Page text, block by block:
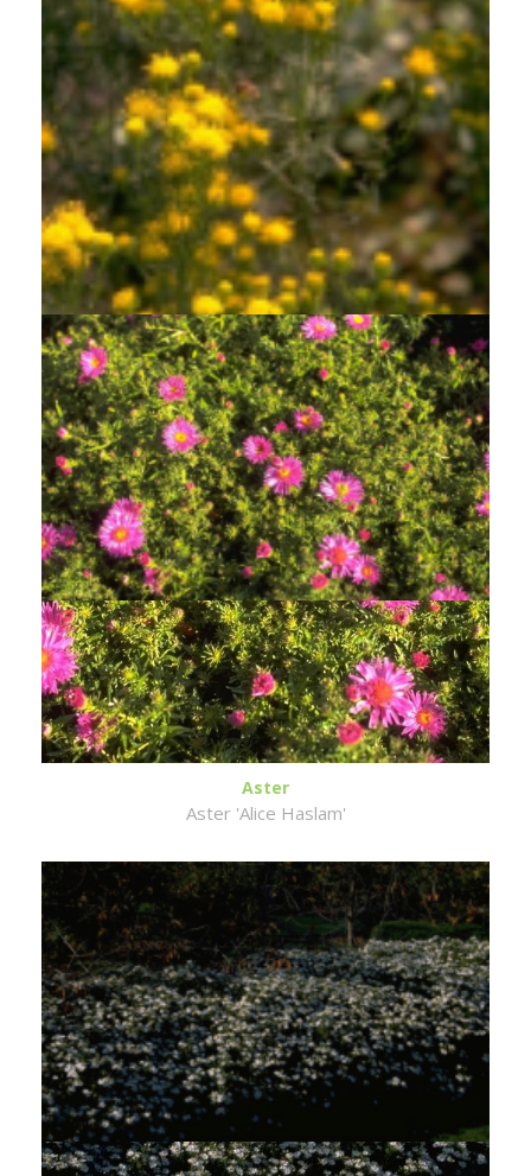
Aster
Aster linosyris 'Goldflake'
Aster
Aster 'Alice Haslam'